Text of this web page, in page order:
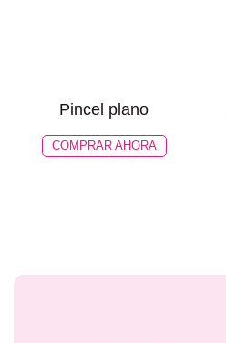
Pincel plano
COMPRAR AHORA